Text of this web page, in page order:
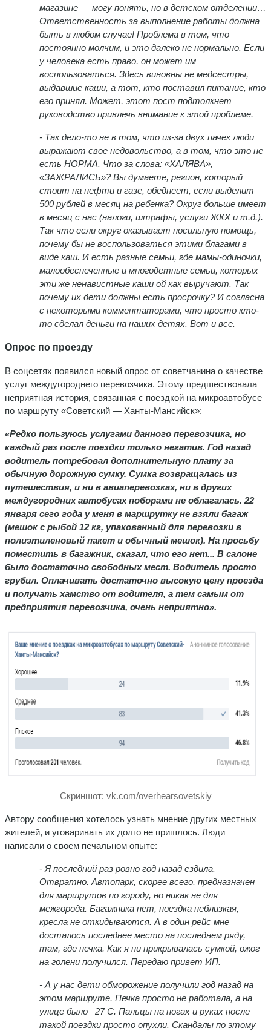
магазине — могу понять, но в детском отделении…
Ответственность за выполнение работы должна
быть в любом случае! Проблема в том, что
постоянно молчим, и это далеко не нормально. Если
у человека есть право, он может им
воспользоваться. Здесь виновны не медсестры,
выдавшие каши, а тот, кто поставил питание, кто
его принял. Может, этот пост подтолкнет
руководство привлечь внимание к этой проблеме.
- Так дело-то не в том, что из-за двух пачек люди
выражают свое недовольство, а в том, что это не
есть НОРМА. Что за слова: «ХАЛЯВА»,
«ЗАЖРАЛИСЬ»? Вы думаете, регион, который
стоит на нефти и газе, обеднеет, если выделит
500 рублей в месяц на ребенка? Округ больше имеет
в месяц с нас (налоги, штрафы, услуги ЖКХ и т.д.).
Так что если округ оказывает посильную помощь,
почему бы не воспользоваться этими благами в
виде каш. И есть разные семьи, где мамы-одиночки,
малообеспеченные и многодетные семьи, которых
эти же ненавистные каши ой как выручают. Так
почему их дети должны есть просрочку? И согласна
с некоторыми комментаторами, что просто кто-
то сделал деньги на наших детях. Вот и все.
Опрос по проезду
В соцсетях появился новый опрос от советчанина о качестве
услуг междугороднего перевозчика. Этому предшествовала
неприятная история, связанная с поездкой на микроавтобусе
по маршруту «Советский — Ханты-Мансийск»:
«Редко пользуюсь услугами данного перевозчика, но
каждый раз после поездки только негатив. Год назад
водитель потребовал дополнительную плату за
обычную дорожную сумку. Сумка возвращалась из
путешествия, и ни в авиаперевозках, ни в других
междугородних автобусах поборами не облагалась. 22
января сего года у меня в маршрутку не взяли багаж
(мешок с рыбой 12 кг, упакованный для перевозки в
полиэтиленовый пакет и обычный мешок). На просьбу
поместить в багажник, сказал, что его нет... В салоне
было достаточно свободных мест. Водитель просто
грубил. Оплачивать достаточно высокую цену проезда
и получать хамство от водителя, а тем самым от
предприятия перевозчика, очень неприятно».
Скриншот: vk.com/overhearsovetskiy
Автору сообщения хотелось узнать мнение других местных
жителей, и уговаривать их долго не пришлось. Люди
написали о своем печальном опыте:
- Я последний раз ровно год назад ездила.
Отвратно. Автопарк, скорее всего, предназначен
для маршрутов по городу, но никак не для
межгорода. Багажника нет, поездка неблизкая,
кресла не откидываются. А в один рейс мне
досталось последнее место на последнем ряду,
там, где печка. Как я ни прикрывалась сумкой, ожог
на голени получился. Передаю привет ИП.
- А у нас дети обморожение получили год назад на
этом маршруте. Печка просто не работала, а на
улице было –27 С. Пальцы на ногах и руках после
такой поездки просто опухли. Скандалы по этому